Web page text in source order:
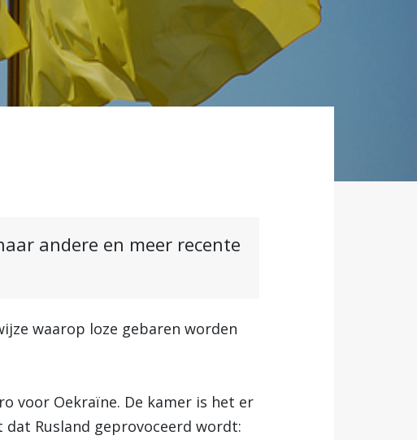
andere en meer recente
waarop loze gebaren worden
voor Oekraïne. De kamer is het er
Rusland geprovoceerd wordt: